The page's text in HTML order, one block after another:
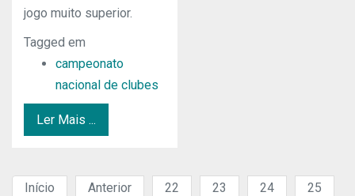
jogo muito superior.
Tagged em
campeonato
nacional de clubes
Ler Mais ...
Início Anterior 22 23 24
25